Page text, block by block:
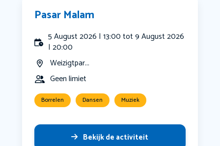
Pasar Malam
5 August 2026 | 13:00 tot 9 August 2026
| 20:00
Weizigtpar...
Geen limiet
Borrelen Dansen Muziek
Bekijk de activiteit